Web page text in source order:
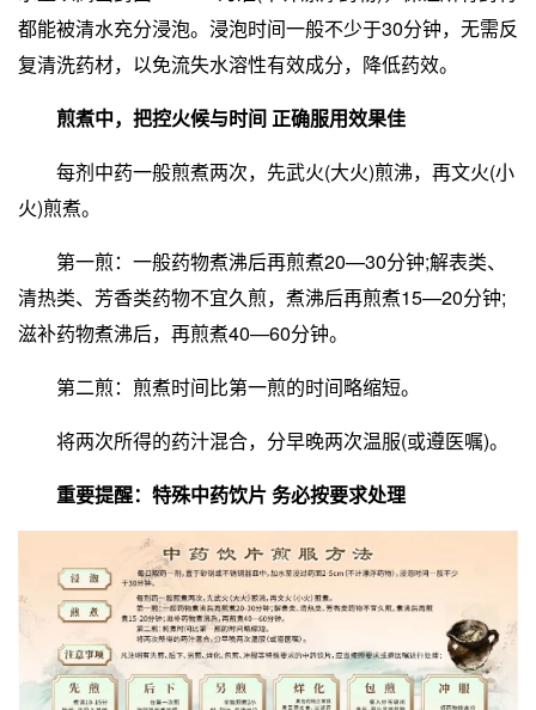
都能被清水充分浸泡。浸泡时间一般不少于30分钟，无需反
复清洗药材，以免流失水溶性有效成分，降低药效。
煎煮中， 把控火候与时间 正确服用效果佳
每剂中药一般煎煮两次，先武火(大火)煎沸，再文火(小
火)煎煮。
第一煎：一般药物煮沸后再煎煮20—30分钟;解表类、
清热类、芳香类药物不宜久煎，煮沸后再煎煮15—20分钟;
滋补药物煮沸后，再煎煮40—60分钟。
第二煎：煎煮时间比第一煎的时间略缩短。
将两次所得的药汁混合，分早晚两次温服(或遵医嘱)。
重要提醒： 特殊中药饮片 务必按要求处理